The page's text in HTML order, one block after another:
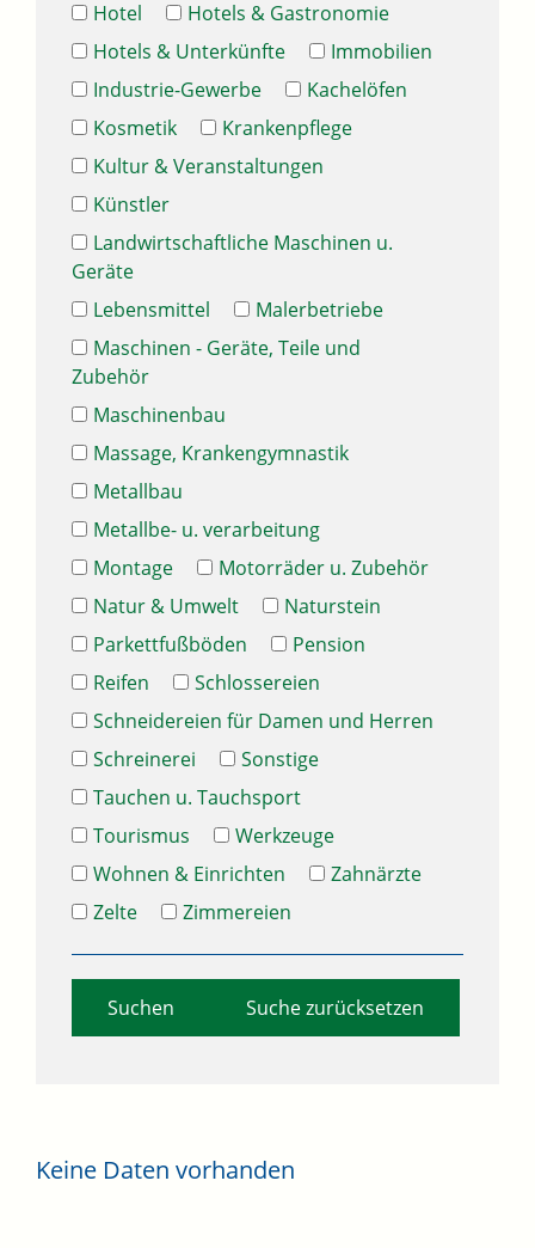
Hotel
Hotels & Gastronomie
Hotels & Unterkünfte
Immobilien
Industrie-Gewerbe
Kachelöfen
Kosmetik
Krankenpflege
Kultur & Veranstaltungen
Künstler
Landwirtschaftliche Maschinen u.
Geräte
Lebensmittel
Malerbetriebe
Maschinen - Geräte, Teile und
Zubehör
Maschinenbau
Massage, Krankengymnastik
Metallbau
Metallbe- u. verarbeitung
Montage
Motorräder u. Zubehör
Natur & Umwelt
Naturstein
Parkettfußböden
Pension
Reifen
Schlossereien
Schneidereien für Damen und Herren
Schreinerei
Sonstige
Tauchen u. Tauchsport
Tourismus
Werkzeuge
Wohnen & Einrichten
Zahnärzte
Zelte
Zimmereien
Suche zurücksetzen
Keine Daten vorhanden